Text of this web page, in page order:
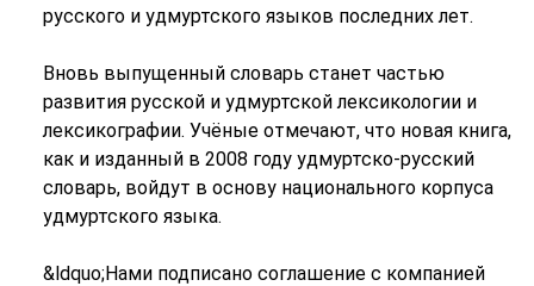
русского и удмуртского языков последних лет.
Вновь выпущенный словарь станет частью
развития русской и удмуртской лексикологии и
лексикографии. Учёные отмечают, что новая книга,
как и изданный в 2008 году удмуртско-русский
словарь, войдут в основу национального корпуса
удмуртского языка.
&ldquo;Нами подписано соглашение с компанией